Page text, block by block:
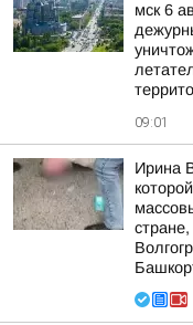
мск 6
09:01
Ирина